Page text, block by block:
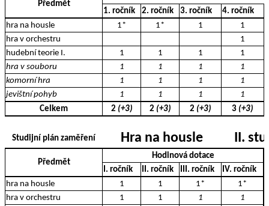
Předmět
1. ročník
2. ročník 3. ročník 4. ročník
hra na housle
1* 1* 1
1
hra v orchestru
1
hudební teorie I.
1 1 1
1
hra v souboru
1 1 1
1
komorní hra
1 1 1
1
jevištní pohyb
1 1 1
1
Celkem
2 (+3) 2 (+3) 2 (+3) 3 (+3)
Studijní plán zaměření Hra na housle II.
Předmět
Hodinová dotace
I. ročník
II. ročník III. ročník
IV. ročník
hra na housle
1 1 1*
1*
hra v orchestru
1 1 1
1